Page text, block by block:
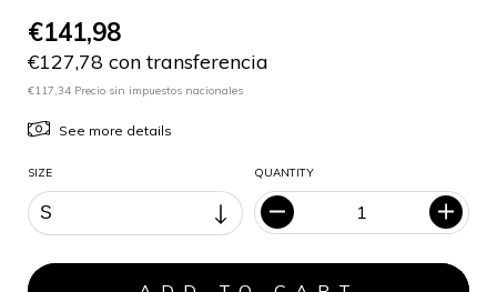
€141,98
€127,78 con transferencia
€117,34 Precio sin impuestos nacionales
See more details
SIZE QUANTITY